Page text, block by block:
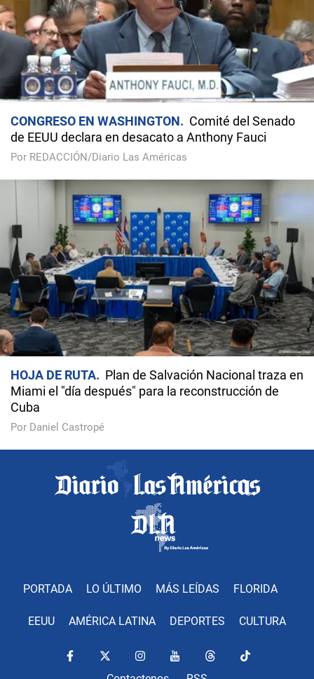
CONGRESO EN WASHINGTON
Comité del Senado
de EEUU declara en desacato a Anthony Fauci
Por REDACCIÓN/Diario Las Américas
HOJA DE RUTA
Plan de Salvación Nacional traza en
Miami el "día después" para la reconstrucción de
Cuba
Por Daniel Castropé
PORTADA LO ÚLTIMO MÁS LEÍDAS FLORIDA
EEUU AMÉRICA LATINA DEPORTES CULTURA